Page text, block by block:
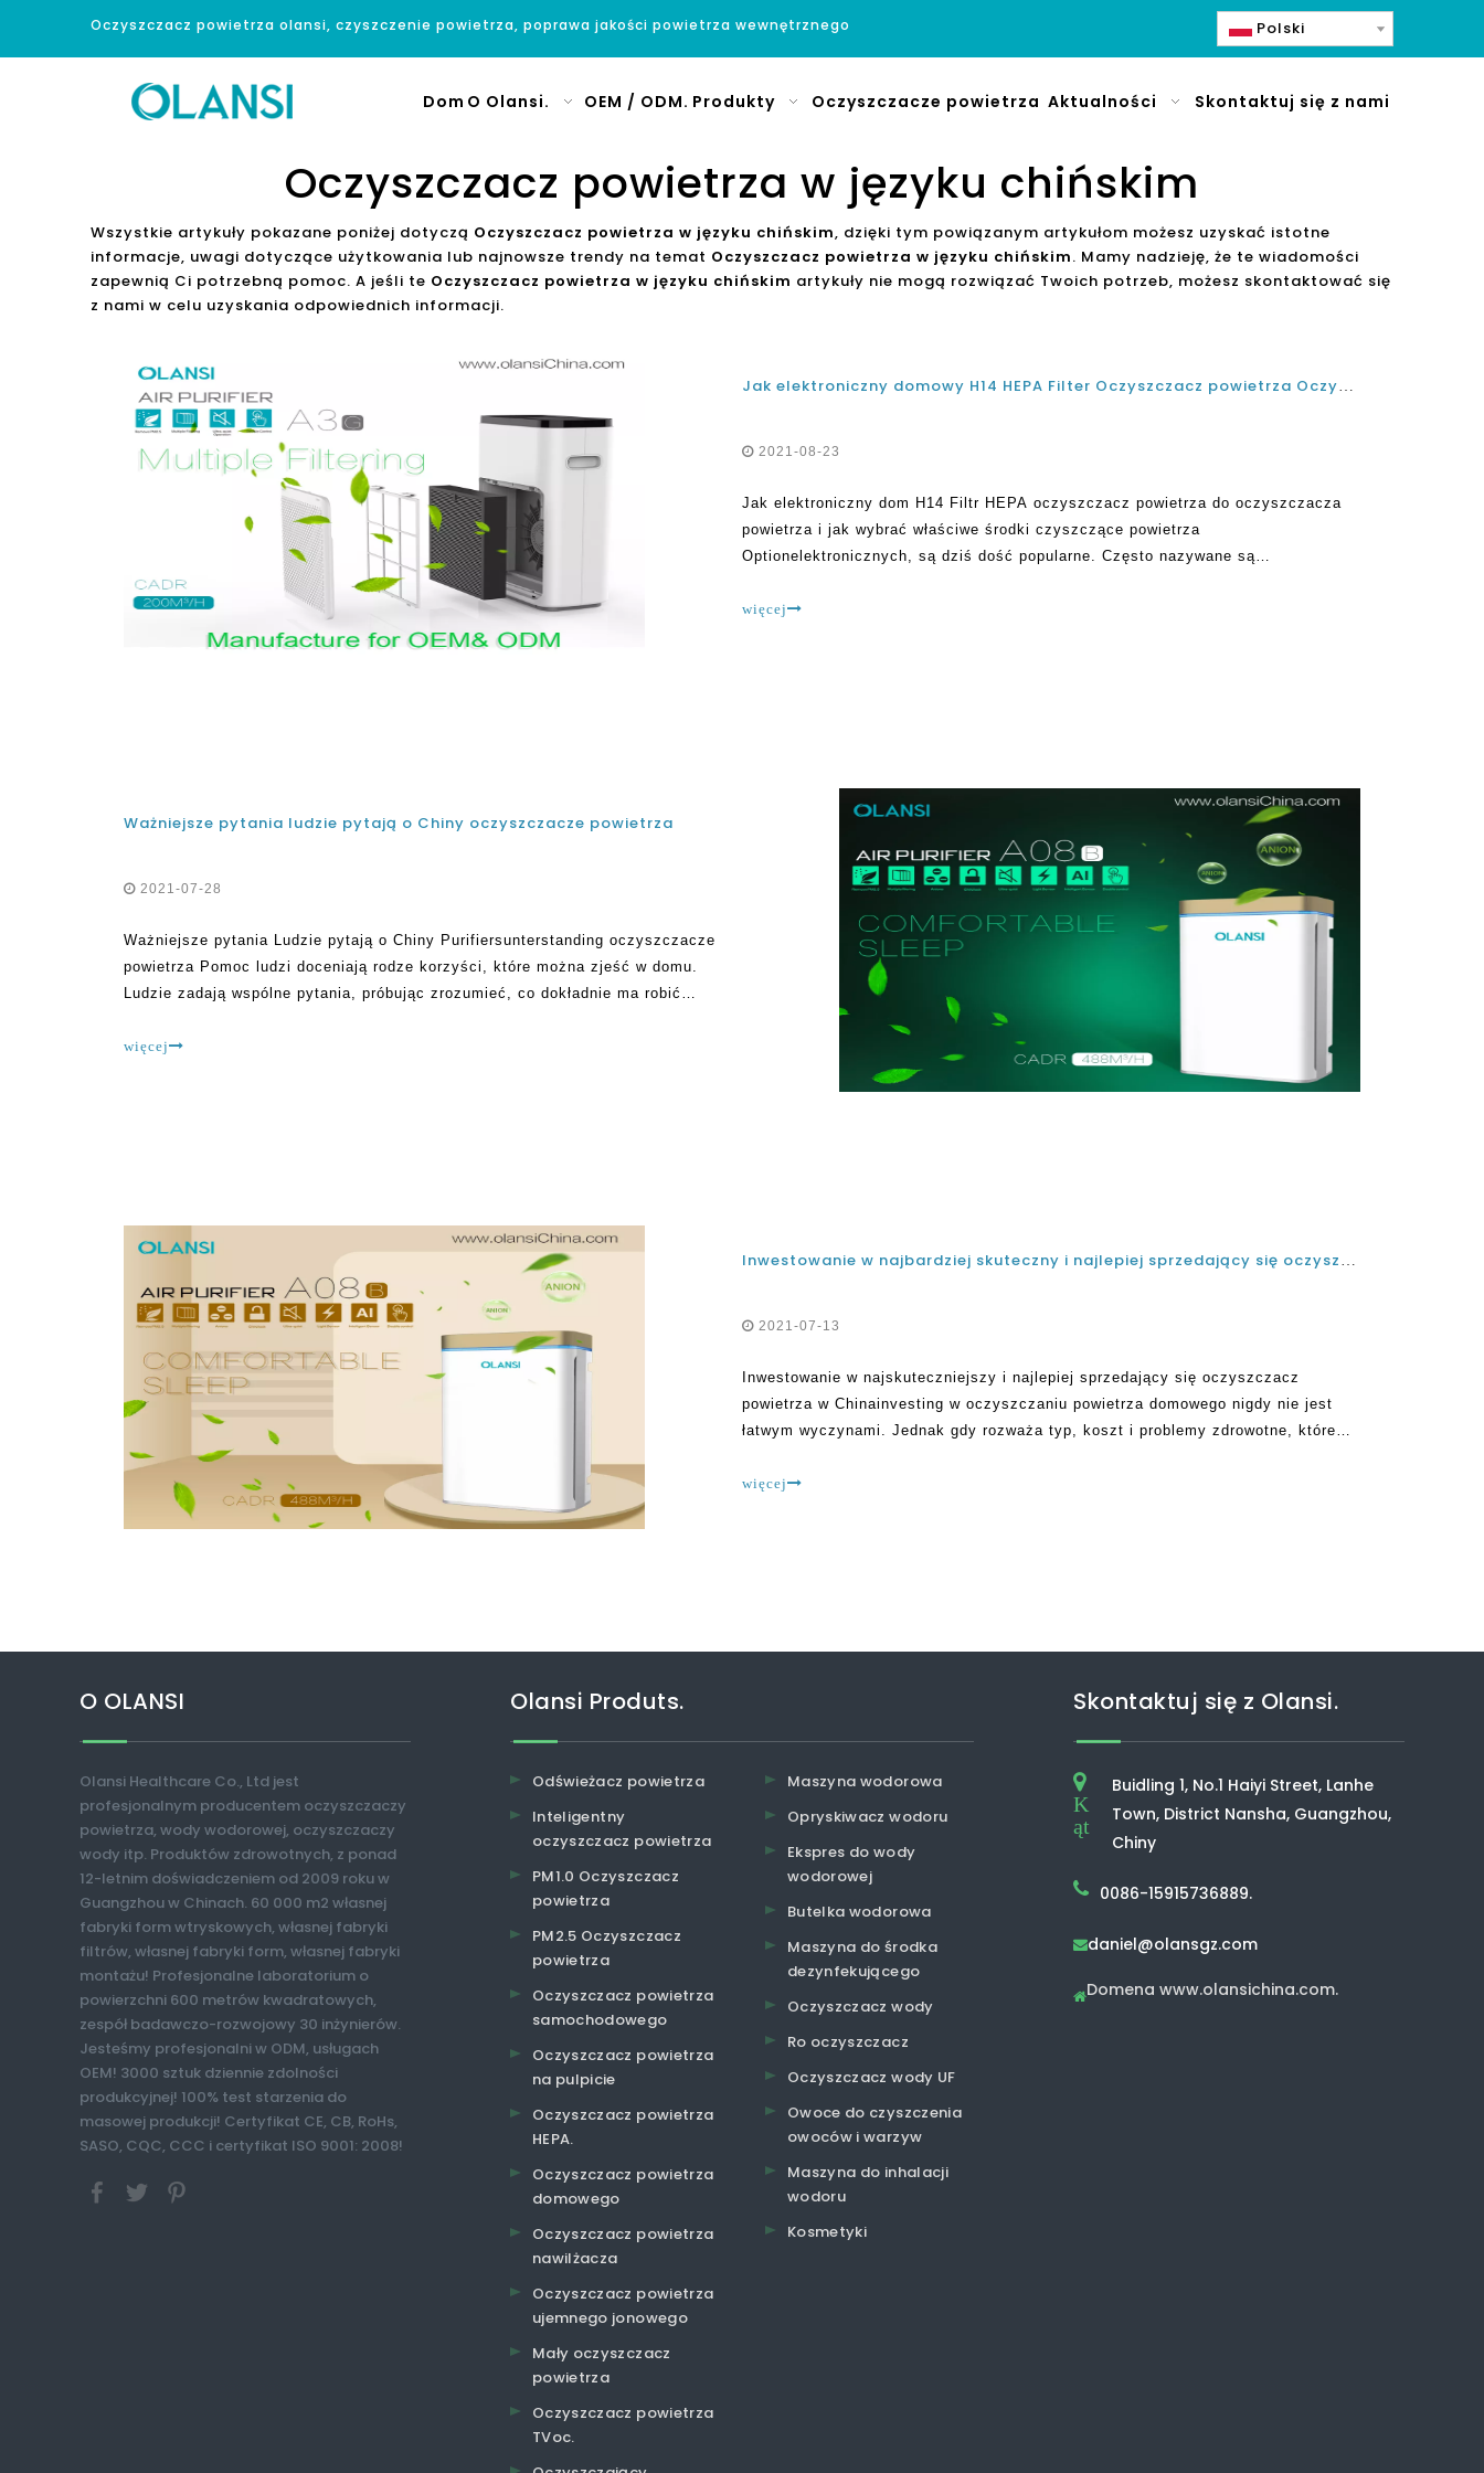
Oczyszczacz powietrza olansi, czyszczenie powietrza, poprawa jakości powietrza wewnętrznego Polski
Dom O Olansi. OEM / ODM. Produkty Oczyszczacze powietrza Aktualności Skontaktuj się z nami
Oczyszczacz powietrza w języku chińskim
Wszystkie artykuły pokazane poniżej dotyczą Oczyszczacz powietrza w języku chińskim, dzięki tym powiązanym artykułom możesz uzyskać istotne
informacje, uwagi dotyczące użytkowania lub najnowsze trendy na temat Oczyszczacz powietrza w języku chińskim. Mamy nadzieję, że te wiadomości
zapewnią Ci potrzebną pomoc. A jeśli te Oczyszczacz powietrza w języku chińskim artykuły nie mogą rozwiązać Twoich potrzeb, możesz skontaktować się
z nami w celu uzyskania odpowiednich informacji.
Jak elektroniczny domowy H14 HEPA Filter Oczyszczacz powietrza Oczyszczacz powietrza Praca i jak wybrać właściwą opcję
2021-08-23
Jak elektroniczny dom H14 Filtr HEPA oczyszczacz powietrza do oczyszczacza
powietrza i jak wybrać właściwe środki czyszczące powietrza
Optionelektronicznych, są dziś dość popularne. Często nazywane są
głównie do usuwania pyłu i dymu w obrębie wewnętrznego e
więcej
Ważniejsze pytania ludzie pytają o Chiny oczyszczacze powietrza
2021-07-28
Ważniejsze pytania Ludzie pytają o Chiny Purifiersunterstanding oczyszczacze
powietrza Pomoc ludzi doceniają rodze korzyści, które można zjeść w domu.
Ludzie zadają wspólne pytania, próbując zrozumieć, co dokładnie ma robić
więcej
Inwestowanie w najbardziej skuteczny i najlepiej sprzedający się oczyszczacz powietrza w Chinach
2021-07-13
Inwestowanie w najskuteczniejszy i najlepiej sprzedający się oczyszczacz
powietrza w Chinainvesting w oczyszczaniu powietrza domowego nigdy nie jest
łatwym wyczynami. Jednak gdy rozważa typ, koszt i problemy zdrowotne, które
techniczne, które należy uznać za
więcej
O OLANSI
Olansi Healthcare Co., Ltd jest
profesjonalnym producentem oczyszczaczy
powietrza, wody wodorowej, oczyszczaczy
wody itp. Produktów zdrowotnych, z ponad
12-letnim doświadczeniem od 2009 roku w
Guangzhou w Chinach. 60 000 m2 własnej
fabryki form wtryskowych, własnej fabryki
filtrów, własnej fabryki form, własnej fabryki
montażu! Profesjonalne laboratorium o
powierzchni 600 metrów kwadratowych,
zespół badawczo-rozwojowy 30 inżynierów.
Jesteśmy profesjonalni w ODM, usługach
OEM! 3000 sztuk dziennie zdolności
produkcyjnej! 100% test starzenia do
masowej produkcji! Certyfikat CE, CB, RoHs,
SASO, CQC, CCC i certyfikat ISO 9001: 2008!
Olansi Produts.
Odświeżacz powietrza
Inteligentny
oczyszczacz powietrza
PM1.0 Oczyszczacz
powietrza
PM2.5 Oczyszczacz
powietrza
Oczyszczacz powietrza
samochodowego
Oczyszczacz powietrza
na pulpicie
Oczyszczacz powietrza
HEPA.
Oczyszczacz powietrza
domowego
Oczyszczacz powietrza
nawilżacza
Oczyszczacz powietrza
ujemnego jonowego
Mały oczyszczacz
powietrza
Oczyszczacz powietrza
TVoc.
Maszyna wodorowa
Opryskiwacz wodoru
Ekspres do wody
wodorowej
Butelka wodorowa
Maszyna do środka
dezynfekującego
Oczyszczacz wody
Ro oczyszczacz
Oczyszczacz wody UF
Owoce do czyszczenia
owoców i warzyw
Maszyna do inhalacji
wodoru
Kosmetyki
Skontaktuj się z Olansi.
K
ąt
Buidling 1, No.1 Haiyi Street, Lanhe
Town, District Nansha, Guangzhou,
Chiny
0086-15915736889.
daniel@olansgz.com
Domena www.olansichina.com.